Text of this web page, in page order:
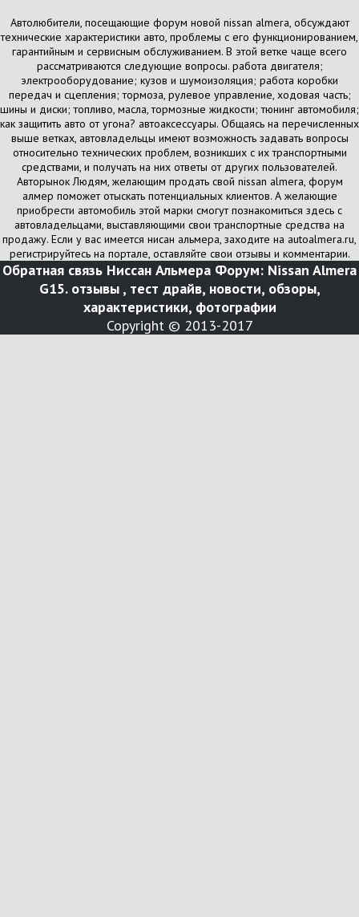
Автолюбители, посещающие форум новой nissan almera, обсуждают
технические характеристики авто, проблемы с его функционированием,
гарантийным и сервисным обслуживанием. В этой ветке чаще всего
рассматриваются следующие вопросы. работа двигателя;
электрооборудование; кузов и шумоизоляция; работа коробки
передач и сцепления; тормоза, рулевое управление, ходовая часть;
шины и диски; топливо, масла, тормозные жидкости; тюнинг автомобиля;
как защитить авто от угона? автоаксессуары. Общаясь на перечисленных
выше ветках, автовладельцы имеют возможность задавать вопросы
относительно технических проблем, возникших с их транспортными
средствами, и получать на них ответы от других пользователей.
Авторынок Людям, желающим продать свой nissan almera, форум
алмер поможет отыскать потенциальных клиентов. А желающие
приобрести автомобиль этой марки смогут познакомиться здесь с
автовладельцами, выставляющими свои транспортные средства на
продажу. Если у вас имеется нисан альмера, заходите на autoalmera.ru,
регистрируйтесь на портале, оставляйте свои отзывы и комментарии.
Обратная связь Ниссан Альмера Форум: Nissan Almera
G15. отзывы , тест драйв, новости, обзоры,
характеристики, фотографии
Copyright © 2013-2017